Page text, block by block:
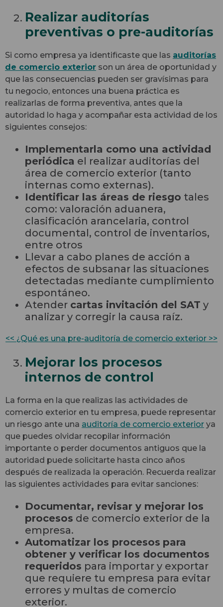
Realizar auditorías
preventivas o pre-auditorías
Si como empresa ya identificaste que las auditorías
de comercio exterior son un área de oportunidad y
que las consecuencias pueden ser gravísimas para
tu negocio, entonces una buena práctica es
realizarlas de forma preventiva, antes que la
autoridad lo haga y acompañar esta actividad de los
siguientes consejos:
Implementarla como una actividad
periódica el realizar auditorías del
área de comercio exterior (tanto
internas como externas).
Identificar las áreas de riesgo tales
como: valoración aduanera,
clasificación arancelaria, control
documental, control de inventarios,
entre otros
Llevar a cabo planes de acción a
efectos de subsanar las situaciones
detectadas mediante cumplimiento
espontáneo.
Atender cartas invitación del SAT y
analizar y corregir la causa raíz.
<< ¿Qué es una pre-auditoría de comercio exterior >>
Mejorar los procesos
internos de control
La forma en la que realizas las actividades de
comercio exterior en tu empresa, puede representar
un riesgo ante una auditoría de comercio exterior ya
que puedes olvidar recopilar información
importante o perder documentos antiguos que la
autoridad puede solicitarte hasta cinco años
después de realizada la operación. Recuerda realizar
las siguientes actividades para evitar sanciones:
Documentar, revisar y mejorar los
procesos de comercio exterior de la
empresa.
Automatizar los procesos para
obtener y verificar los documentos
requeridos para importar y exportar
que requiere tu empresa para evitar
errores y multas de comercio
exterior.